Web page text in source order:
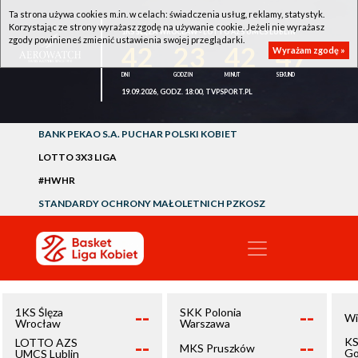
1KS ŚLĘZA WROCŁAW - LOTTO AZS UMCS LUBLIN
47
19.09.2026, GODZ. 18:00, TVPSPORT.PL
BANK PEKAO S.A. PUCHAR POLSKI KOBIET
LOTTO 3X3 LIGA
#HWHR
STANDARDY OCHRONY MAŁOLETNICH PZKOSZ
1KS Ślęza
Wrocław
--
LOTTO AZS
UMCS Lublin
--
SKK Polonia
Warszawa
--
MKS Pruszków --
Ta strona używa cookies m.in. w celach: świadczenia usług, reklamy, statystyk.
Korzystając ze strony wyrażasz zgodę na używanie cookie. Jeżeli nie wyrażasz
zgody powinieneś zmienić ustawienia swojej przeglądarki.
Wyrażam zgodę »